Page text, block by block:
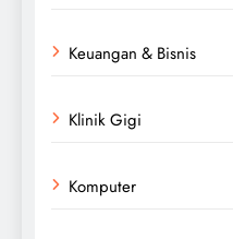
Keuangan & Bisnis
Klinik Gigi
Komputer